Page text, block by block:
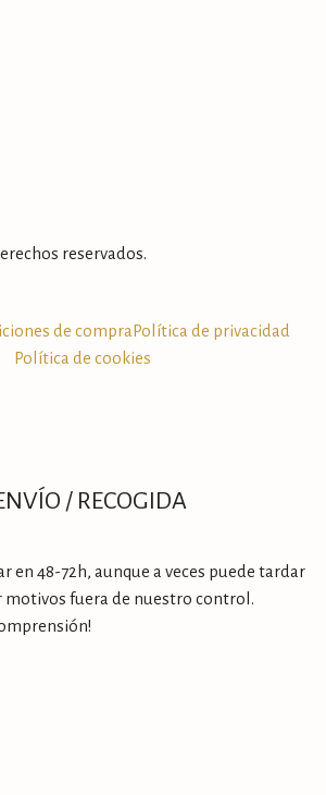
reservados.
de compraPolítica de privacidad
Política de cookies
/ RECOGIDA
en 48-72h, aunque a veces puede tardar
motivos fuera de nuestro control.